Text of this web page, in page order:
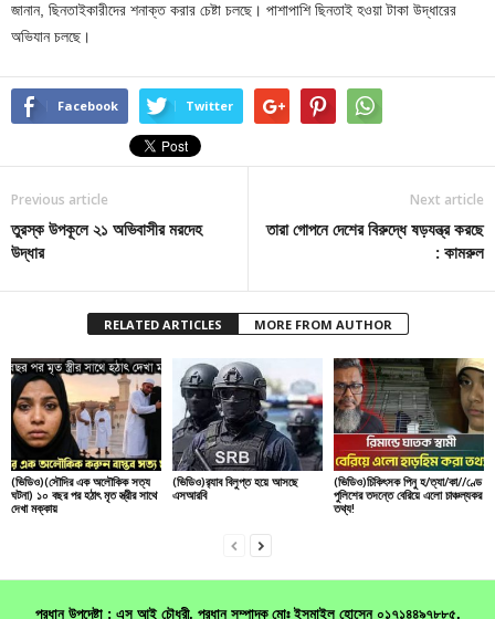
জানান, ছিনতাইকারীদের শনাক্ত করার চেষ্টা চলছে। পাশাপাশি ছিনতাই হওয়া টাকা উদ্ধারের
অভিযান চলছে।
Facebook Twitter
Previous article
তুরস্ক উপকূলে ২১ অভিবাসীর মরদেহ
উদ্ধার
Next article
তারা গোপনে দেশের বিরুদ্ধে ষড়যন্ত্র করছে
: কামরুল
RELATED ARTICLES MORE FROM AUTHOR
(ভিডিও)(সৌদির এক অলৌকিক সত্য
ঘটনা) ১০ বছর পর হঠাৎ মৃত স্ত্রীর সাথে
দেখা মক্কায়
(ভিডিও)র‌্যাব বিলুপ্ত হয়ে আসছে
এসআরবি
(ভিডিও)চিকিৎসক পিনু হ/ত্যা/কা//ণ্ডে
পুলিশের তদন্তে বেরিয়ে এলো চাঞ্চল্যকর
তথ্য!
প্রধান উপদেষ্টা : এস আই চৌধুরী, প্রধান সম্পাদক মোঃ ইসমাইল হোসেন ০১৭১৪৪৯৭৮৮৫,